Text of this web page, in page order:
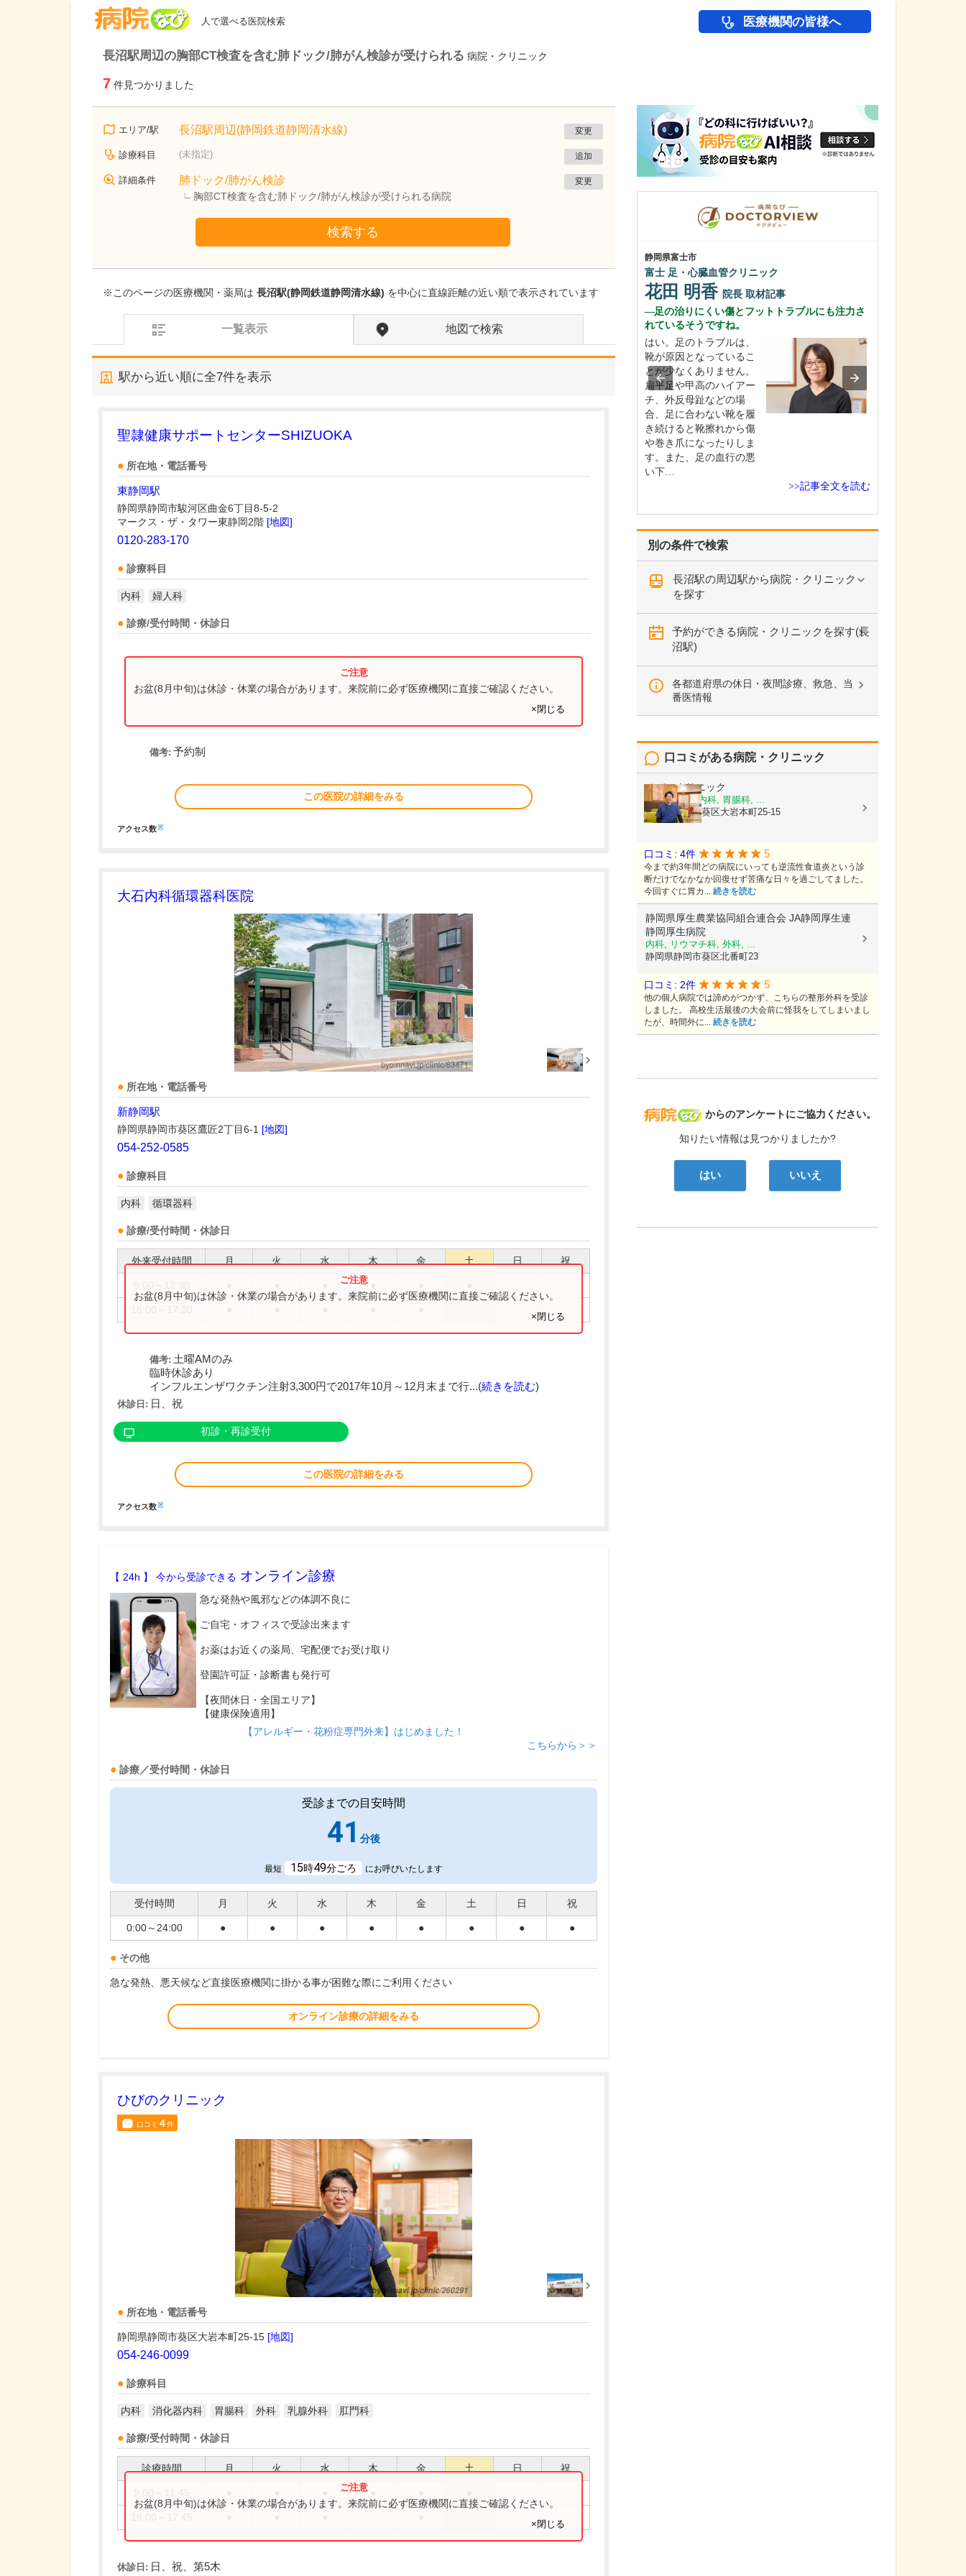
人で選べる医院検索 医療機関の皆様へ
長沼駅周辺の胸部CT検査を含む肺ドック/肺がん検診が受けられる 病院・クリニック
7 件見つかりました
エリア/駅 長沼駅周辺(静岡鉄道静岡清水線) 変更
診療科目 (未指定) 追加
詳細条件 肺ドック/肺がん検診
胸部CT検査を含む肺ドック/肺がん検診が受けられる病院
変更
検索する
※このページの医療機関・薬局は 長沼駅(静岡鉄道静岡清水線) を中心に直線距離の近い順で表示されています
一覧表示 地図で検索
駅から近い順に全7件を表示
聖隷健康サポートセンターSHIZUOKA
所在地・電話番号
東静岡駅
静岡県静岡市駿河区曲金6丁目8-5-2
マークス・ザ・タワー東静岡2階 [地図]
0120-283-170
診療科目
内科 婦人科
診療/受付時間・休診日
お盆(8月中旬)は休診・休業の場合があります。来院前に必ず医療機関に直接ご確認ください。
×閉じる
備考: 予約制
この医院の詳細をみる
アクセス数※
大石内科循環器科医院
所在地・電話番号
新静岡駅
静岡県静岡市葵区鷹匠2丁目6-1 [地図]
054-252-0585
診療科目
内科 循環器科
診療/受付時間・休診日
外来受付時間 月 火 水 木 金 土 日 祝
お盆(8月中旬)は休診・休業の場合があります。来院前に必ず医療機関に直接ご確認ください。
×閉じる
備考: 土曜AMのみ
臨時休診あり
インフルエンザワクチン注射3,300円で2017年10月～12月末まで行...(続きを読む)
休診日: 日、祝
初診・再診受付
この医院の詳細をみる
アクセス数※
【 24h 】 今から受診できる オンライン診療
急な発熱や風邪などの体調不良に
ご自宅・オフィスで受診出来ます
お薬はお近くの薬局、宅配便でお受け取り
登園許可証・診断書も発行可
【夜間休日・全国エリア】
【健康保険適用】
【アレルギー・花粉症専門外来】はじめました！
こちらから＞＞
診療／受付時間・休診日
受診までの目安時間
41 分後
最短 15時49分ごろ にお呼びいたします
受付時間 月 火 水 木 金 土 日 祝
0:00～24:00 ● ● ● ● ● ● ● ●
その他
急な発熱、悪天候など直接医療機関に掛かる事が困難な際にご利用ください
オンライン診療の詳細をみる
ひびのクリニック
口コミ 4件
所在地・電話番号
静岡県静岡市葵区大岩本町25-15 [地図]
054-246-0099
診療科目
内科 消化器内科 胃腸科 外科 乳腺外科 肛門科
診療/受付時間・休診日
診療時間 月 火 水 木 金 土 日 祝
お盆(8月中旬)は休診・休業の場合があります。来院前に必ず医療機関に直接ご確認ください。
×閉じる
休診日: 日、祝、第5木
別の条件で検索
長沼駅の周辺駅から病院・クリニック
を探す
予約ができる病院・クリニックを探す(長
沼駅)
各都道府県の休日・夜間診療、救急、当
番医情報
病院なび
からのアンケートにご協力ください。
知りたい情報は見つかりましたか?
はい いいえ
口コミがある病院・クリニック
ひびのクリニック
内科, 消化器内科, 胃腸科, ...
静岡県静岡市葵区大岩本町25-15
口コミ: 4件 5
今まで約3年間どの病院にいっても逆流性食道炎という診
断だけでなかなか回復せず苦痛な日々を過ごしてました。
今回すぐに胃カ... 続きを読む
静岡県厚生農業協同組合連合会 JA静岡厚生連
静岡厚生病院
内科, リウマチ科, 外科, ...
静岡県静岡市葵区北番町23
口コミ: 2件 5
他の個人病院では諦めがつかず、こちらの整形外科を受診
しました。 高校生活最後の大会前に怪我をしてしまいまし
たが、時間外に... 続きを読む
ひびのクリニック
日比野 正幸院長取材記事
入れている分野があれば教えてください。
勤務医時代、がんで苦し
む多くの患者さんと向き
静岡県富士市
富士 足・心臓血管クリニック
花田 明香 院長 取材記事
足の治りにくい傷とフットトラブルにも注力さ
れているそうですね。
はい。足のトラブルは、
靴が原因となっているこ
とが少なくありません。
扁平足や甲高のハイアー
チ、外反母趾などの場
合、足に合わない靴を履
き続けると靴擦れから傷
や巻き爪になったりしま
す。また、足の血行の悪
い下…
>>記事全文を読む